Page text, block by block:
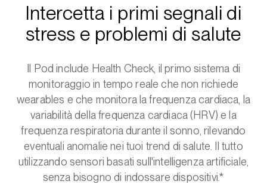
Intercetta i primi segnali di
stress e problemi di salute
Il Pod include Health Check, il primo sistema di
monitoraggio in tempo reale che non richiede
wearables e che monitora la frequenza cardiaca, la
variabilità della frequenza cardiaca (HRV) e la
frequenza respiratoria durante il sonno, rilevando
eventuali anomalie nei tuoi trend di salute. Il tutto
utilizzando sensori basati sull'intelligenza artificiale,
senza bisogno di indossare dispositivi.*